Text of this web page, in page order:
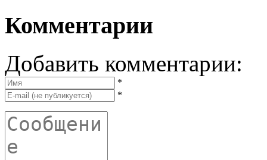
Комментарии
Добавить комментарии:
*
*